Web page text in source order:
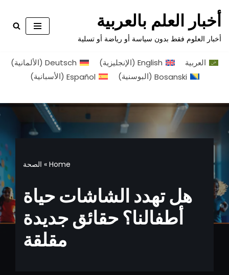
تخطى
إلى
أخبار العلم بالعربية
أخبار العلوم فقط بدون سياسة أو رياضة أو تسلية
العربية English
(الإنجليزية)
Deutsch
(الألمانية)
Bosanski
(البوسنية)
Español
(الأسبانية)
Home
» الصحة
هل تهدد الشاشات حياة
أطفالنا؟ حقائق جديدة
مقلقة